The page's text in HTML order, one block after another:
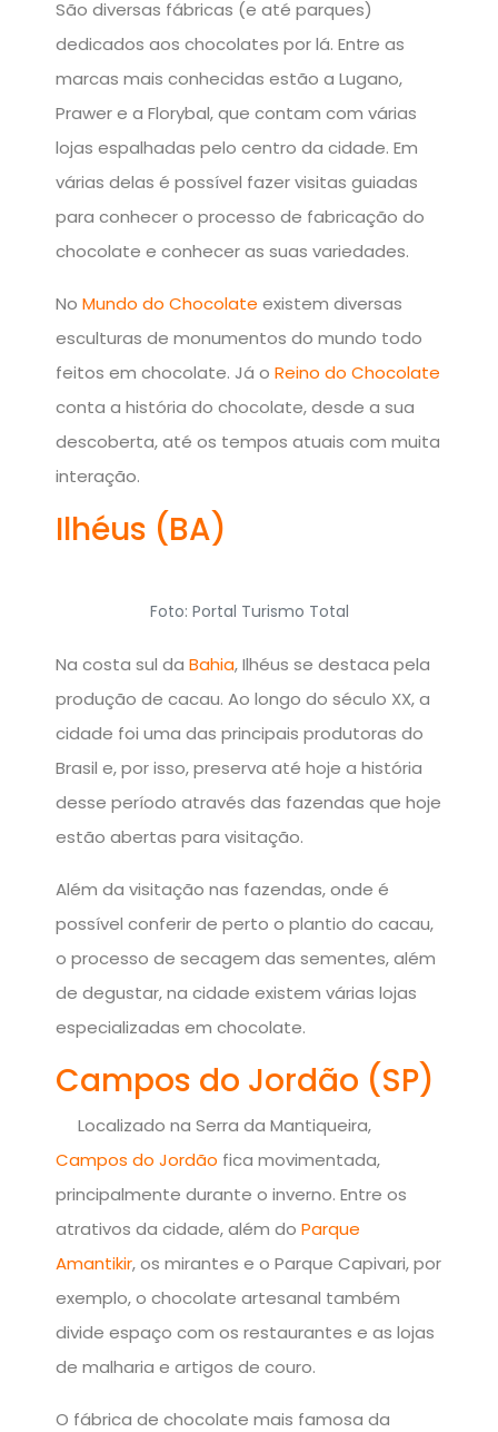
São diversas fábricas (e até parques)
dedicados aos chocolates por lá. Entre as
marcas mais conhecidas estão a Lugano,
Prawer e a Florybal, que contam com várias
lojas espalhadas pelo centro da cidade. Em
várias delas é possível fazer visitas guiadas
para conhecer o processo de fabricação do
chocolate e conhecer as suas variedades.
No Mundo do Chocolate existem diversas
esculturas de monumentos do mundo todo
feitos em chocolate. Já o Reino do Chocolate
conta a história do chocolate, desde a sua
descoberta, até os tempos atuais com muita
interação.
Ilhéus (BA)
Foto: Portal Turismo Total
Na costa sul da Bahia, Ilhéus se destaca pela
produção de cacau. Ao longo do século XX, a
cidade foi uma das principais produtoras do
Brasil e, por isso, preserva até hoje a história
desse período através das fazendas que hoje
estão abertas para visitação.
Além da visitação nas fazendas, onde é
possível conferir de perto o plantio do cacau,
o processo de secagem das sementes, além
de degustar, na cidade existem várias lojas
especializadas em chocolate.
Campos do Jordão (SP)
Localizado na Serra da Mantiqueira,
Campos do Jordão fica movimentada,
principalmente durante o inverno. Entre os
atrativos da cidade, além do Parque
Amantikir, os mirantes e o Parque Capivari, por
exemplo, o chocolate artesanal também
divide espaço com os restaurantes e as lojas
de malharia e artigos de couro.
O fábrica de chocolate mais famosa da